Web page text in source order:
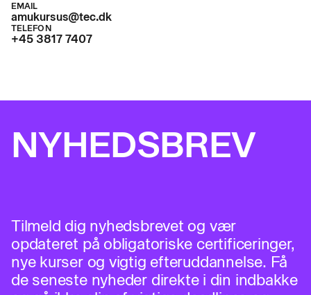
EMAIL
amukursus@tec.dk
TELEFON
+45 3817 7407
NYHEDSBREV
Tilmeld dig nyhedsbrevet og vær
opdateret på obligatoriske certificeringer,
nye kurser og vigtig efteruddannelse. Få
de seneste nyheder direkte i din indbakke